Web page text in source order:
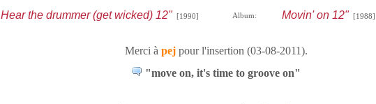
Hear the drummer (get wicked) 12" [1990] Album: Movin' on 12" [1988]
Merci à pejpour l'insertion (03-08-2011).
"move on, it's time to groove on"